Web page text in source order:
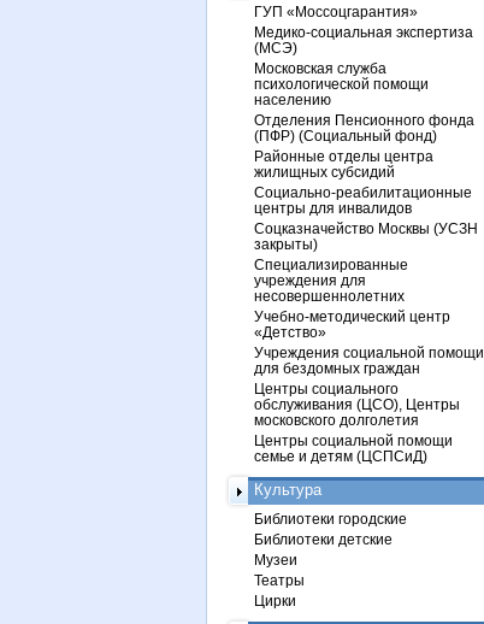
ГУП «Моссоцгарантия»
Медико-социальная экспертиза
(МСЭ)
Московская служба
психологической помощи
населению
Отделения Пенсионного фонда
(ПФР) (Социальный фонд)
Районные отделы центра
жилищных субсидий
Социально-реабилитационные
центры для инвалидов
Соцказначейство Москвы (УСЗН
закрыты)
Специализированные
учреждения для
несовершеннолетних
Учебно-методический центр
«Детство»
Учреждения социальной помощи
для бездомных граждан
Центры социального
обслуживания (ЦСО), Центры
московского долголетия
Центры социальной помощи
семье и детям (ЦСПСиД)
Культура
Библиотеки городские
Библиотеки детские
Музеи
Театры
Цирки